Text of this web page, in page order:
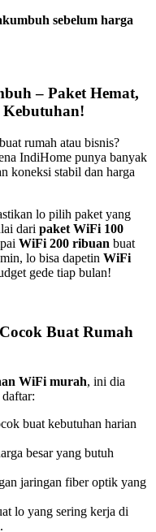
sebelum harga
– Paket Hemat,
Kebutuhan!
buat rumah atau bisnis?
IndiHome punya banyak
koneksi stabil dan harga
lo pilih paket yang
dari paket WiFi 100
WiFi 200 ribuan buat
lo bisa dapetin WiFi
gede tiap bulan!
Buat Rumah
WiFi murah, ini dia
daftar:
buat kebutuhan harian
besar yang butuh
jaringan fiber optik yang
lo yang sering kerja di